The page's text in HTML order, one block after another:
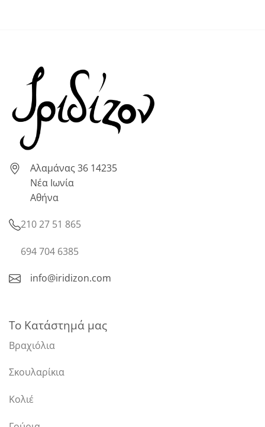
Αλαμάνας 36 14235
Νέα Ιωνία
Αθήνα
210 27 51 865
694 704 6385
info@iridizon.com
Το Κατάστημά μας
Βραχιόλια
Σκουλαρίκια
Κολιέ